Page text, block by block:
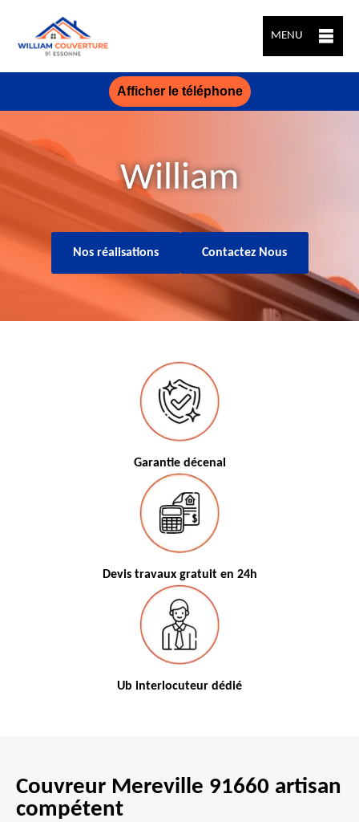
MENU
Afficher le téléphone
William
Nos réalisations Contactez Nous
Garantie décenal
Devis travaux gratuit en 24h
Ub interlocuteur dédié
Couvreur Mereville 91660 artisan
compétent